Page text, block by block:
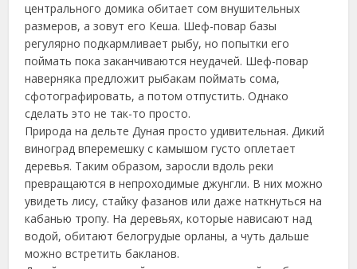
центрального домика обитает сом внушительных
размеров, а зовут его Кеша. Шеф-повар базы
регулярно подкармливает рыбу, но попытки его
поймать пока заканчиваются неудачей. Шеф-повар
наверняка предложит рыбакам поймать сома,
сфотографировать, а потом отпустить. Однако
сделать это не так-то просто.
Природа на дельте Дуная просто удивительная. Дикий
виноград вперемешку с камышом густо оплетает
деревья. Таким образом, заросли вдоль реки
превращаются в непроходимые джунгли. В них можно
увидеть лису, стайку фазанов или даже наткнуться на
кабанью тропу. На деревьях, которые нависают над
водой, обитают белогрудые орланы, а чуть дальше
можно встретить бакланов.